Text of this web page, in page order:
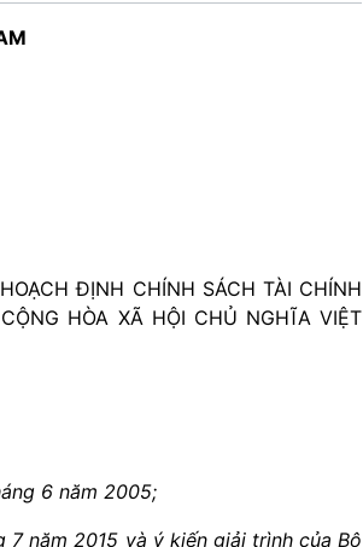
ĐỊNH CHÍNH SÁCH TÀI CHÍNH
HÒA XÃ HỘI CHỦ NGHĨA VIỆT
6 năm 2005;
7 năm 2015 và ý kiến giải trình của Bộ